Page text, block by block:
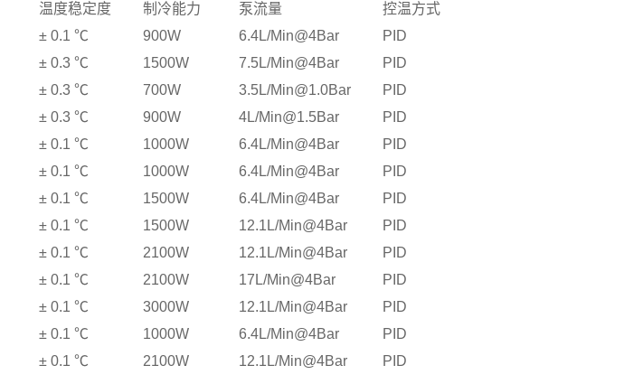
温度稳定度 制冷能力 泵流量
控温方式
± 0.1 ℃ 900W 6.4L/Min@4Bar
PID
± 0.3 ℃ 1500W 7.5L/Min@4Bar
PID
± 0.3 ℃ 700W 3.5L/Min@1.0Bar
PID
± 0.3 ℃ 900W 4L/Min@1.5Bar
PID
± 0.1 ℃ 1000W 6.4L/Min@4Bar
PID
± 0.1 ℃ 1000W 6.4L/Min@4Bar
PID
± 0.1 ℃ 1500W 6.4L/Min@4Bar
PID
± 0.1 ℃ 1500W 12.1L/Min@4Bar
PID
± 0.1 ℃ 2100W 12.1L/Min@4Bar
PID
± 0.1 ℃ 2100W 17L/Min@4Bar
PID
± 0.1 ℃ 3000W 12.1L/Min@4Bar
PID
± 0.1 ℃ 1000W 6.4L/Min@4Bar
PID
± 0.1 ℃ 2100W 12.1L/Min@4Bar PID